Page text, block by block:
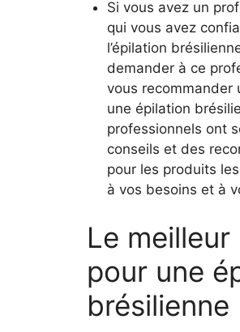
Si vous avez un
qui vous avez
l’épilation
demander à ce
vous recommander
une épilation
professionnels ont
conseils et des
pour les produits
à vos besoins et à
Le meilleur
pour une
brésilienne